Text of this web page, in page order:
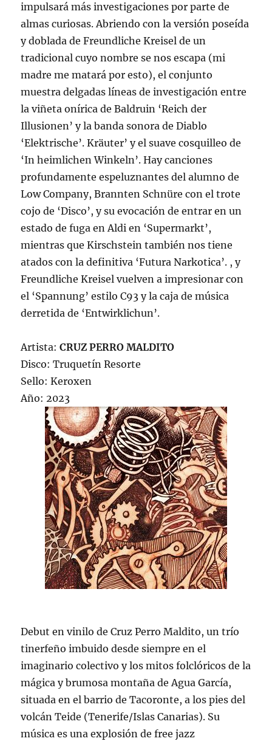
impulsará más investigaciones por parte de
almas curiosas. Abriendo con la versión poseída
y doblada de Freundliche Kreisel de un
tradicional cuyo nombre se nos escapa (mi
madre me matará por esto), el conjunto
muestra delgadas líneas de investigación entre
la viñeta onírica de Baldruin ‘Reich der
Illusionen’ y la banda sonora de Diablo
‘Elektrische’. Kräuter’ y el suave cosquilleo de
‘In heimlichen Winkeln’. Hay canciones
profundamente espeluznantes del alumno de
Low Company, Brannten Schnüre con el trote
cojo de ‘Disco’, y su evocación de entrar en un
estado de fuga en Aldi en ‘Supermarkt’,
mientras que Kirschstein también nos tiene
atados con la definitiva ‘Futura Narkotica’. , y
Freundliche Kreisel vuelven a impresionar con
el ‘Spannung’ estilo C93 y la caja de música
derretida de ‘Entwirklichun’.
Artista:CRUZ PERRO MALDITO
Disco: Truquetín Resorte
Sello: Keroxen
Año: 2023
Debut en vinilo de Cruz Perro Maldito, un trío
tinerfeño imbuido desde siempre en el
imaginario colectivo y los mitos folclóricos de la
mágica y brumosa montaña de Agua García,
situada en el barrio de Tacoronte, a los pies del
volcán Teide (Tenerife/Islas Canarias). Su
música es una explosión de free jazz